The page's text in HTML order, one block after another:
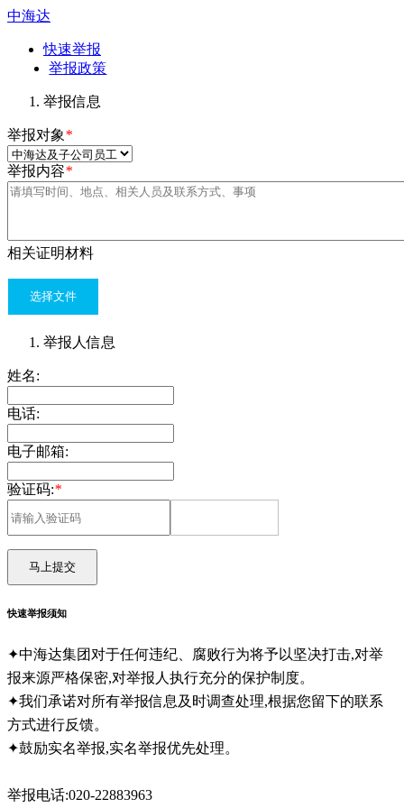
中海达
快速举报
举报政策
举报信息
举报对象*
举报内容*
相关证明材料
选择文件
举报人信息
姓名:
电话:
电子邮箱:
验证码:*
马上提交
快速举报须知
✦中海达集团对于任何违纪、腐败行为将予以坚决打击,对举
报来源严格保密,对举报人执行充分的保护制度。
✦我们承诺对所有举报信息及时调查处理,根据您留下的联系
方式进行反馈。
✦鼓励实名举报,实名举报优先处理。
举报电话:020-22883963